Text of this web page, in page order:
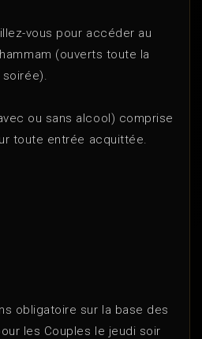
vous pour accéder au
(ouverts toute la
soirée).
ou sans alcool) comprise
toute entrée acquittée.
obligatoire sur la base des
les Couples le jeudi soir